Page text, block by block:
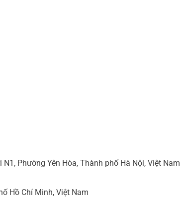
Phường Yên Hòa, Thành phố Hà Nội, Việt Nam
Hồ Chí Minh, Việt Nam